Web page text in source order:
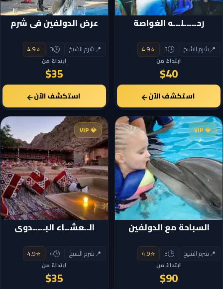
رحـــــلـــه الغواصة
📍شرم الشيخ 🕒
3
⭐
4.9
ابتداءً من
$40
استكشف الآن←
عرض الدولفين فى شرم
📍شرم الشيخ 🕒
3
⭐
4.9
ابتداءً من
$35
استكشف الآن←
💎 VIP
السباحة مع الدولفين
📍شرم الشيخ 🕒
3
⭐
4.9
ابتداءً من
$90
💎 VIP
الــعشــاء البـــــدوى
📍شرم الشيخ 🕒
4
⭐
4.9
ابتداءً من
$35